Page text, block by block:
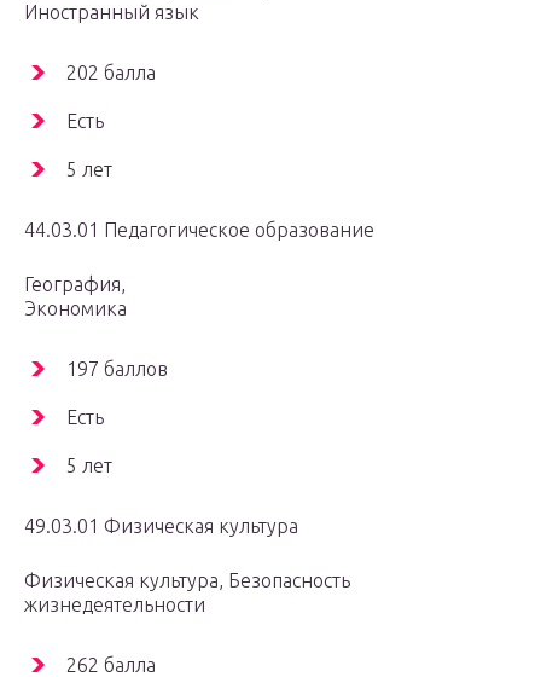
Иностранный язык
202 балла
Есть
5 лет
44.03.01 Педагогическое образование
География,
Экономика
197 баллов
Есть
5 лет
49.03.01 Физическая культура
Физическая культура, Безопасность
жизнедеятельности
262 балла